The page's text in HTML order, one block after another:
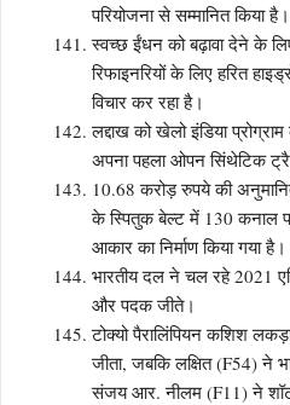
परियोजना से सम्मानित किया है।
स्वच्छ ईंधन को बढ़ावा देने के
रिफाइनरियों के लिए हरित
विचार कर रहा है।
लद्दाख को खेलो इंडिया
अपना पहला ओपन सिंथेटिक
10.68 करोड़ रुपये की
के स्पितुक बेल्ट में 130 कनाल
आकार का निर्माण किया गया है।
भारतीय दल ने चल रहे 2021
और पदक जीते।
टोक्यो पैरालिंपियन कशिश
जीता, जबकि लक्षित (F54) ने
संजय आर. नीलम (F11) ने